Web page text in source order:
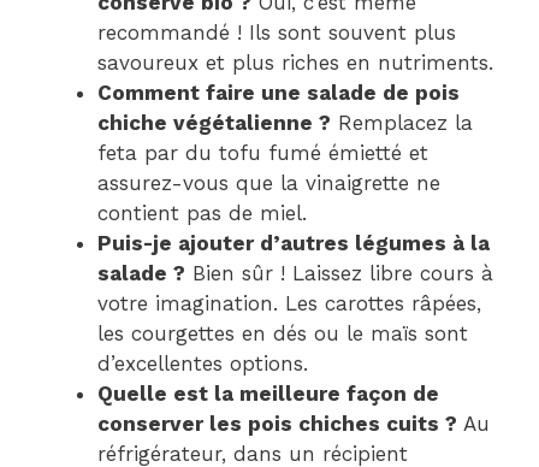
recommandé ! Ils sont souvent plus
savoureux et plus riches en nutriments.
Comment faire une salade de pois
chiche végétalienne ? Remplacez la
feta par du tofu fumé émietté et
assurez-vous que la vinaigrette ne
contient pas de miel.
Puis-je ajouter d’autres légumes à la
salade ? Bien sûr ! Laissez libre cours à
votre imagination. Les carottes râpées,
les courgettes en dés ou le maïs sont
d’excellentes options.
Quelle est la meilleure façon de
conserver les pois chiches cuits ? Au
réfrigérateur, dans un récipient